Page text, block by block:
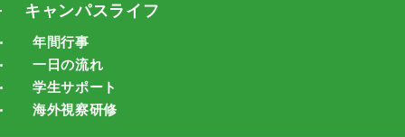
キャンパスライフ
年間行事
一日の流れ
学生サポート
海外視察研修